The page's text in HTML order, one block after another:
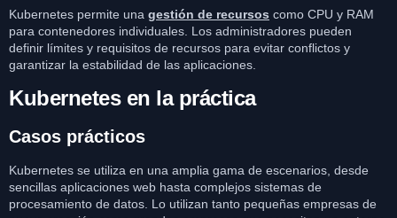
Kubernetes permite una gestión de recursos como CPU y RAM
para contenedores individuales. Los administradores pueden
definir límites y requisitos de recursos para evitar conflictos y
garantizar la estabilidad de las aplicaciones.
Kubernetes en la práctica
Casos prácticos
Kubernetes se utiliza en una amplia gama de escenarios, desde
sencillas aplicaciones web hasta complejos sistemas de
procesamiento de datos. Lo utilizan tanto pequeñas empresas de